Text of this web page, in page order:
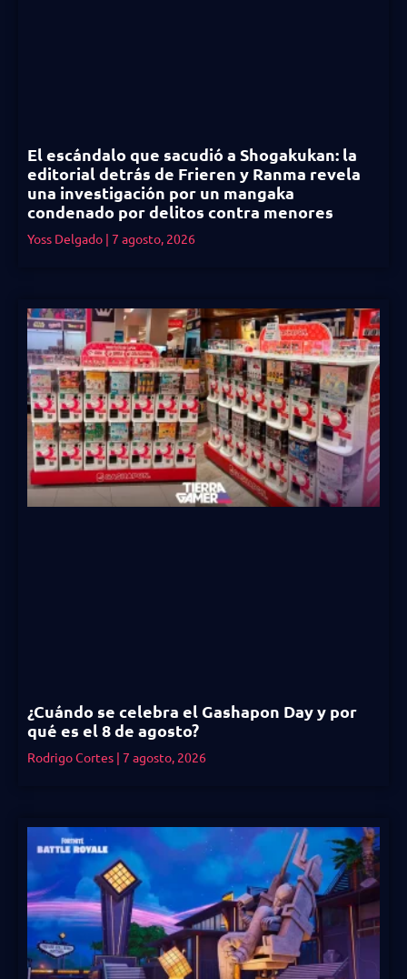
El escándalo que sacudió a Shogakukan: la
editorial detrás de Frieren y Ranma revela
una investigación por un mangaka
condenado por delitos contra menores
Yoss Delgado 7 agosto, 2026
¿Cuándo se celebra el Gashapon Day y por
qué es el 8 de agosto?
Rodrigo Cortes 7 agosto, 2026